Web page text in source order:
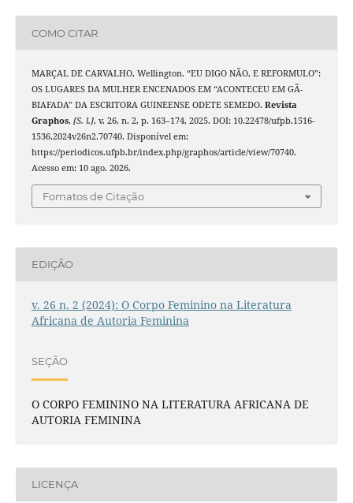
COMO CITAR
MARÇAL DE CARVALHO, Wellington. “EU DIGO NÃO, E REFORMULO”:
OS LUGARES DA MULHER ENCENADOS EM “ACONTECEU EM GÃ-
BIAFADA” DA ESCRITORA GUINEENSE ODETE SEMEDO. Revista
Graphos, [S. l.], v. 26, n. 2, p. 163–174, 2025. DOI: 10.22478/ufpb.1516-
1536.2024v26n2.70740. Disponível em:
https://periodicos.ufpb.br/index.php/graphos/article/view/70740.
Acesso em: 10 ago. 2026.
Fomatos de Citação
EDIÇÃO
v. 26 n. 2 (2024): O Corpo Feminino na Literatura
Africana de Autoria Feminina
SEÇÃO
O CORPO FEMININO NA LITERATURA AFRICANA DE
AUTORIA FEMININA
LICENÇA